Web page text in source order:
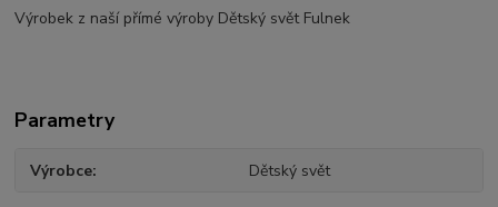
Výrobek z naší přímé výroby Dětský svět Fulnek
Parametry
Výrobce Dětský svět